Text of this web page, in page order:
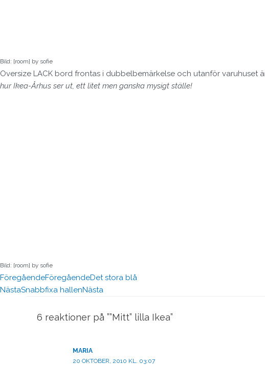
Bild: [room] by sofie
Oversize LACK bord frontas i dubbelbemärkelse och utanför varuhuset
hur Ikea-Århus ser ut, ett litet men ganska mysigt ställe!
Bild: [room] by sofie
FöregåendeFöregåendeDet stora blå
NästaSnabbfixa hallenNästa
6 reaktioner på ””Mitt” lilla Ikea”
MARIA
20 OKTOBER, 2010 KL. 03:07